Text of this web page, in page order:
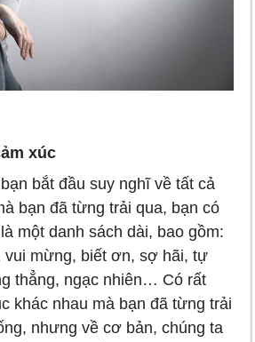
xúc
bắt đầu suy nghĩ về tất cả
bạn đã từng trải qua, bạn có
một danh sách dài, bao gồm:
vui mừng, biết ơn, sợ hãi, tự
thẳng, ngạc nhiên… Có rất
khác nhau mà bạn đã từng trải
nhưng về cơ bản, chúng ta